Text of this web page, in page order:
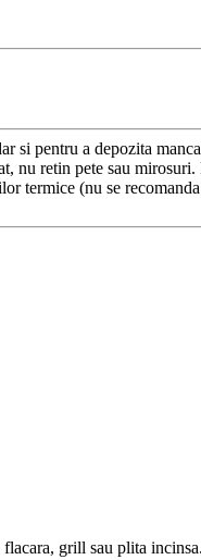
si pentru a depozita
retin pete sau
termice (nu se
grill sau plita incinsa.